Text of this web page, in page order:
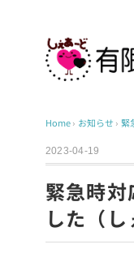
Home› お知らせ › 緊
2023-04-19
緊急時対
した（し